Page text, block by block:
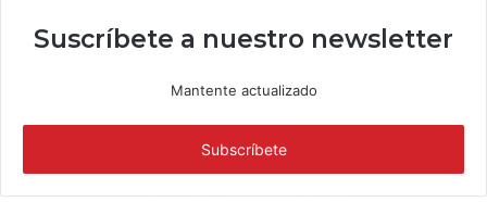
Suscríbete a nuestro newsletter
Mantente actualizado